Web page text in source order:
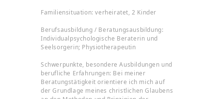
Familiensituation: verheiratet, 2 Kinder
Berufsausbildung / Beratungsausbildung:
Individualpsychologische Beraterin und
Seelsorgerin; Physiotherapeutin
Schwerpunkte, besondere Ausbildungen und
berufliche Erfahrungen: Bei meiner
Beratungstätigkeit orientiere ich mich auf
der Grundlage meines christlichen Glaubens